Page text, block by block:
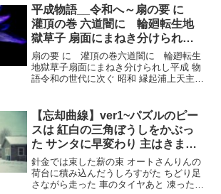
北海北回りの地球岬の沖合にトドの群れ
が起こす三角波がうまれ高...
平成物語__令和へ～扇の要 に
灌頂の巻 六道闇に 輪廻転生地
獄草子 扇面にまねき分けられし
平成 物語
扇の要 に 灌頂の巻六道闇に 輪廻転生
地獄草子扇面にまねき分けられし平成 物
語令和の世代に次ぐ 昭和 縁起浦上天主の
身のあやうきも久しからず真夏の空蝉の
如し強きも弱き...
【忘却曲線】ver1~パズルのピー
スは 紅白の三角ぼうしをかぶっ
た サンタに早変わり 主はきませ
り どこの町にも どこの路地裏に
も 誰の心の中にも 灯ともしころ
小さなマッチ棒 1本の幸せ
針金では束した薪の束 オートさんりんの
荷台に積み込んだうしろすがた ちどり足
さながら走った 車のタイヤあと 凍った雪